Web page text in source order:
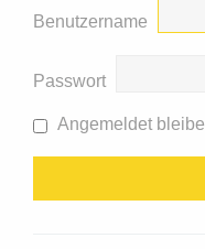
Benutzername
Passwort
Angemeldet